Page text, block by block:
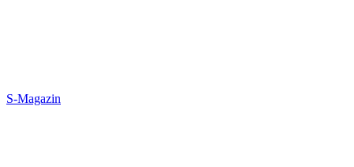
S-Magazin